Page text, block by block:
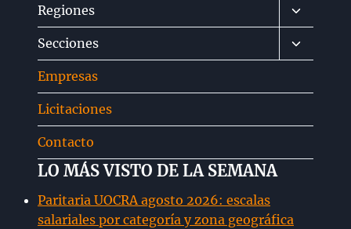
Regiones
Alternar
menú
hijo
Secciones
Alternar
menú
Empresas
Licitaciones
Contacto
LO MÁS VISTO DE LA SEMANA
Paritaria UOCRA agosto 2026: escalas
salariales por categoría y zona geográfica